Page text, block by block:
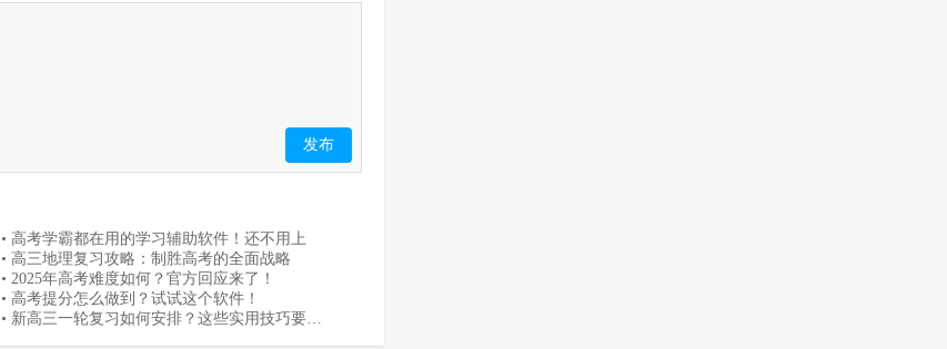
发布
• 高考学霸都在用的学习辅助软件！还不用上
• 高三地理复习攻略：制胜高考的全面战略
• 2025年高考难度如何？官方回应来了！
• 高考提分怎么做到？试试这个软件！
• 新高三一轮复习如何安排？这些实用技巧要记